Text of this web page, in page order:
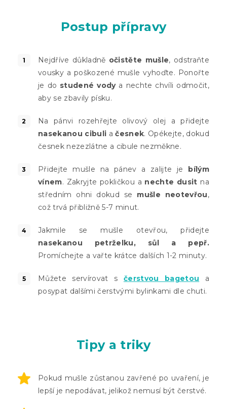
Postup přípravy
Nejdříve důkladně očistěte mušle, odstraňte
vousky a poškozené mušle vyhoďte. Ponořte
je do studené vodya nechte chvíli odmočit,
aby se zbavily písku.
Na pánvi rozehřejte olivový olej a přidejte
nasekanou cibuli ačesnek. Opékejte, dokud
česnek nezezlátne a cibule nezměkne.
Přidejte mušle na pánev a zalijte je bílým
vínem. Zakryjte pokličkou a nechte dusit na
středním ohni dokud se mušle neotevřou,
což trvá přibližně 5-7 minut.
Jakmile se mušle otevřou, přidejte
nasekanou petrželku, sůl a pepř.
Promíchejte a vařte krátce dalších 1-2 minuty.
Můžete servírovat s čerstvou bagetou a
posypat dalšími čerstvými bylinkami dle chuti.
Tipy a triky
Pokud mušle zůstanou zavřené po uvaření, je
lepší je nepodávat, jelikož nemusí být čerstvé.